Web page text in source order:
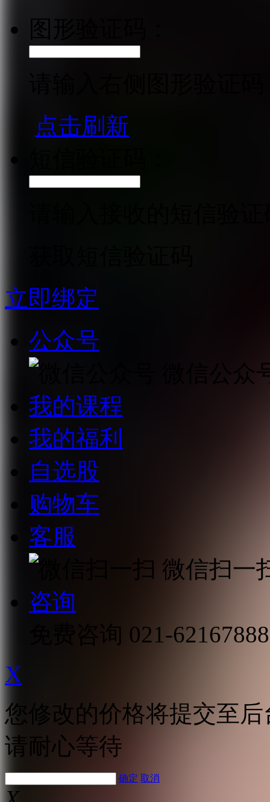
图形验证码：
点击刷新
立即绑定
公众号
微信公众
我的课程
我的福利
自选股
购物车
客服
微信扫一
咨询
免费咨询 021-62167888
X
您修改的价格将提交至
请耐心等待
确定 取消